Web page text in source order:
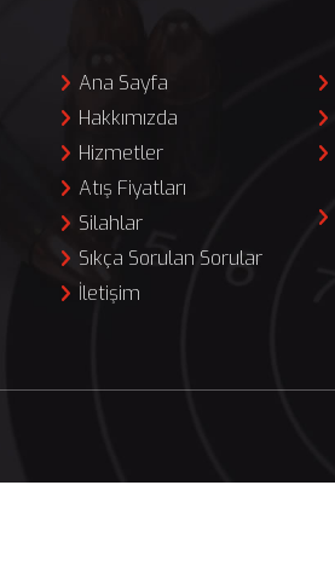
Ana Sayfa
Hakkımızda
Hizmetler
Atış Fiyatları
Silahlar
Sıkça Sorulan Sorular
İletişim